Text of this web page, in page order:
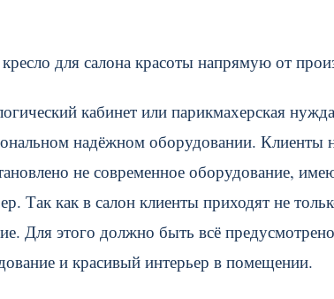
для салона красоты напрямую от
кабинет или парикмахерская
надёжном оборудовании. Клиенты
не современное оборудование,
Так как в салон клиенты приходят не
Для этого должно быть всё
и красивый интерьер в помещении.